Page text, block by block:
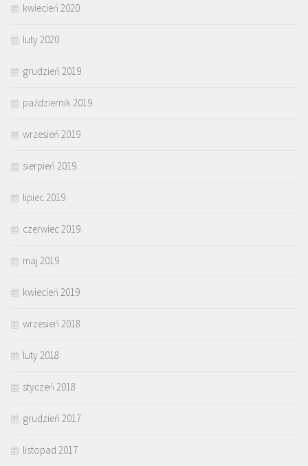
kwiecień 2020
luty 2020
grudzień 2019
październik 2019
wrzesień 2019
sierpień 2019
lipiec 2019
czerwiec 2019
maj 2019
kwiecień 2019
wrzesień 2018
luty 2018
styczeń 2018
grudzień 2017
listopad 2017